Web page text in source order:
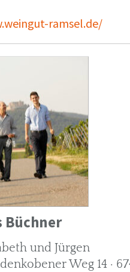
ramsel.de/
Büchner
und Jürgen
Weg 14 ·